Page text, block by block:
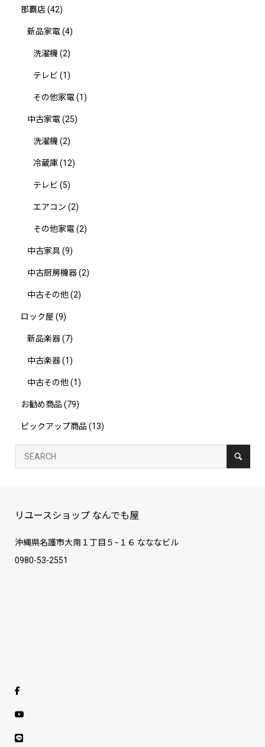
那覇店(42)
新品家電(4)
洗濯機 (2)
テレビ (1)
その他家電(1)
中古家電(25)
洗濯機 (2)
冷蔵庫(12)
テレビ (5)
エアコン (2)
その他家電(2)
中古家具(9)
中古厨房機器(2)
中古その他(2)
ロック屋 (9)
新品楽器(7)
中古楽器(1)
中古その他(1)
お勧め商品 (79)
ピックアップ商品 (13)
リユースショップ なんでも屋
沖縄県名護市大南１丁目５−１６ なななビル
0980-53-2551